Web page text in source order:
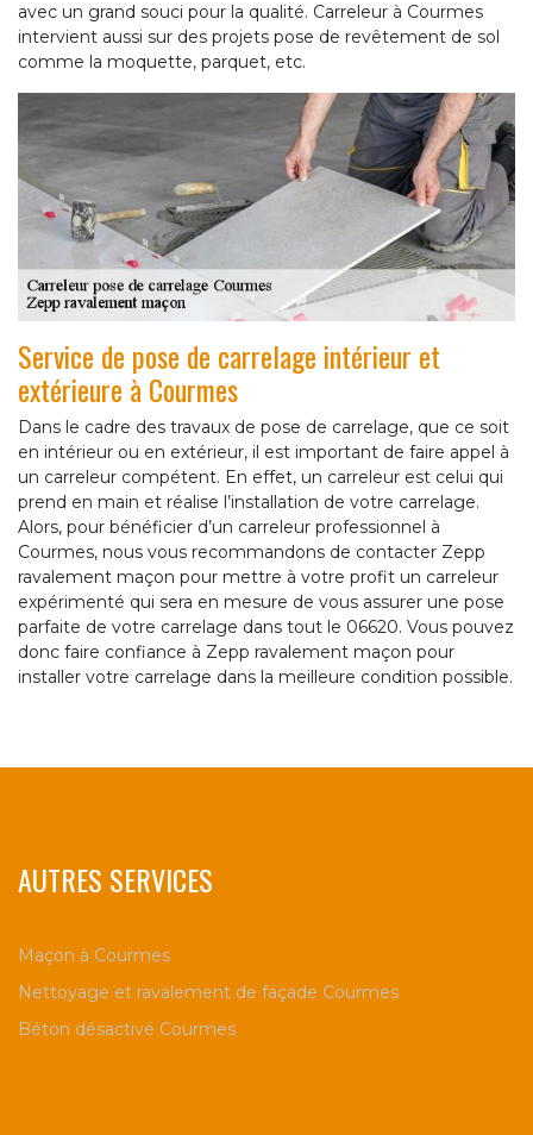
avec un grand souci pour la qualité. Carreleur à Courmes
intervient aussi sur des projets pose de revêtement de sol
comme la moquette, parquet, etc.
Service de pose de carrelage intérieur et
extérieure à Courmes
Dans le cadre des travaux de pose de carrelage, que ce soit
en intérieur ou en extérieur, il est important de faire appel à
un carreleur compétent. En effet, un carreleur est celui qui
prend en main et réalise l’installation de votre carrelage.
Alors, pour bénéficier d’un carreleur professionnel à
Courmes, nous vous recommandons de contacter Zepp
ravalement maçon pour mettre à votre profit un carreleur
expérimenté qui sera en mesure de vous assurer une pose
parfaite de votre carrelage dans tout le 06620. Vous pouvez
donc faire confiance à Zepp ravalement maçon pour
installer votre carrelage dans la meilleure condition possible.
AUTRES SERVICES
Maçon à Courmes
Nettoyage et ravalement de façade Courmes
Béton désactivé Courmes